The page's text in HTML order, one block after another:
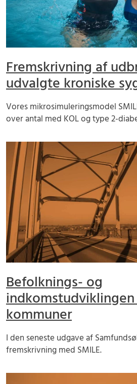
Fremskrivning af
udvalgte kroniske
Vores mikrosimuleringsmodel
over antal med KOL og type 2-
Befolknings- og
kommuner
I den seneste udgave af
fremskrivning med SMILE.